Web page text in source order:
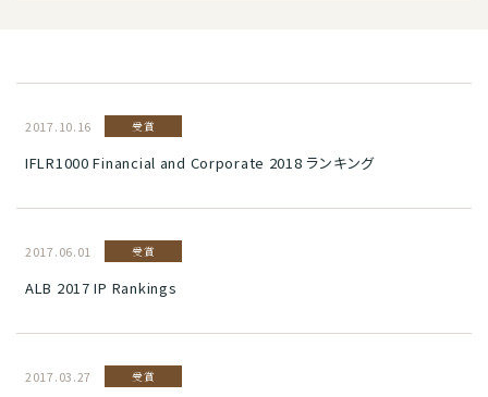
2017.10.16 受賞
IFLR1000 Financial and Corporate 2018 ランキング
2017.06.01 受賞
ALB 2017 IP Rankings
2017.03.27 受賞